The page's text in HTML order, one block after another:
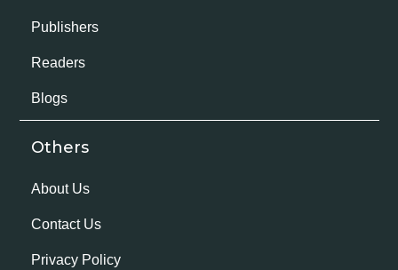
Publishers
Readers
Blogs
Others
About Us
Contact Us
Privacy Policy